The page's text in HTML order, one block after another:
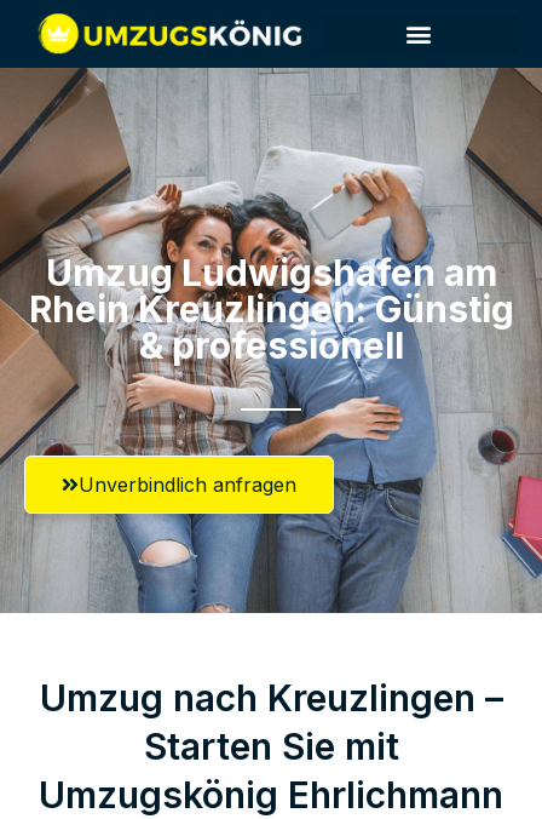
Umzug Ludwigshafen am
Rhein​ Kreuzlingen: Günstig
& professionell​
Unverbindlich anfragen
Umzug nach Kreuzlingen –
Starten Sie mit
Umzugskönig Ehrlichmann